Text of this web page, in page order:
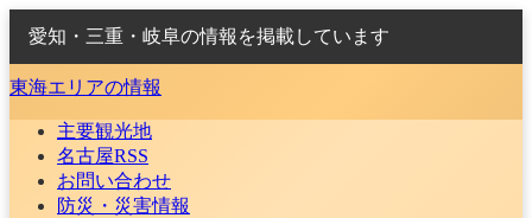
愛知・三重・岐阜の情報を掲載しています
東海エリアの情報
主要観光地
名古屋RSS
お問い合わせ
防災・災害情報